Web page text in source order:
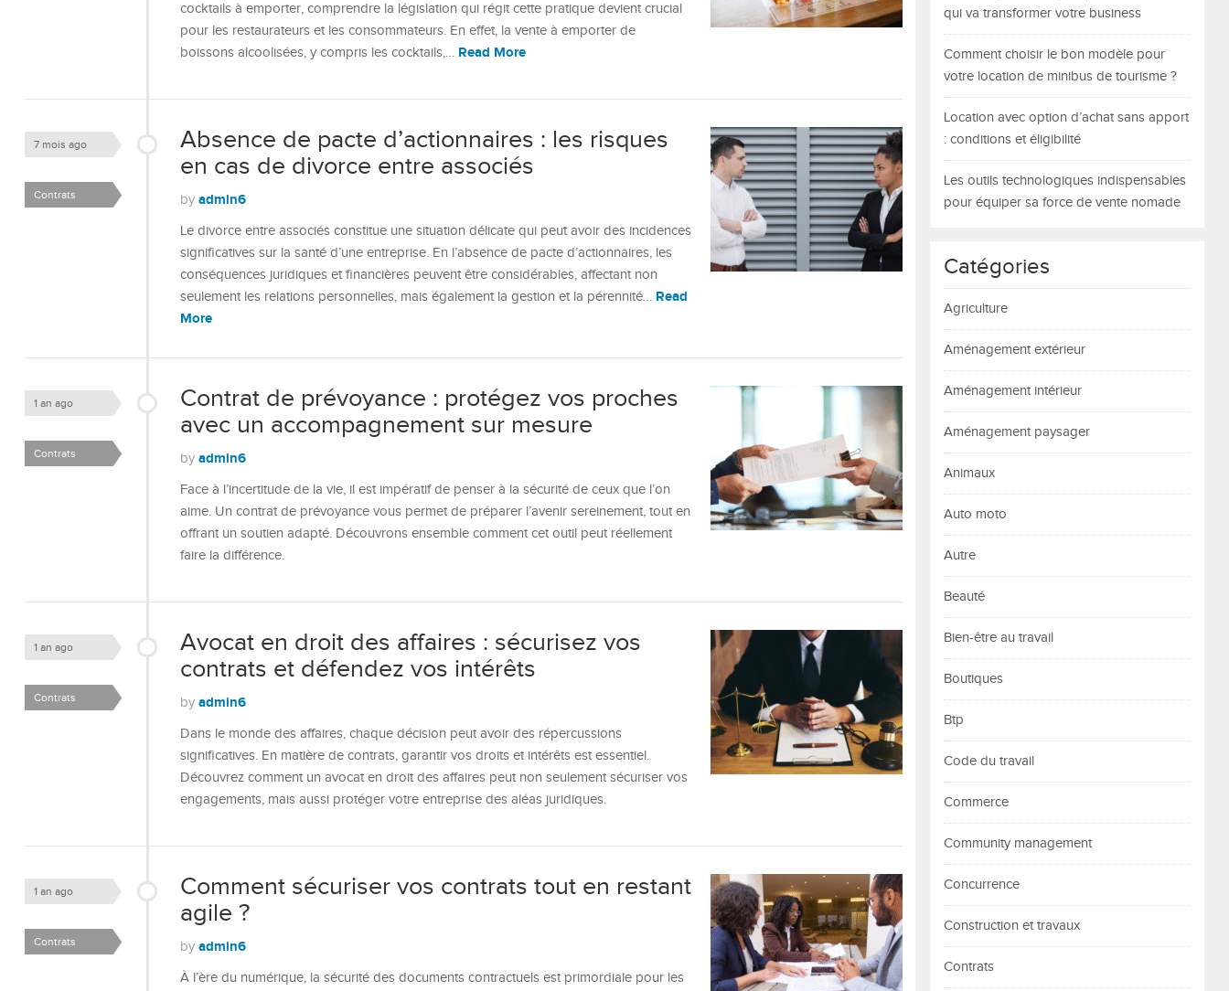
cocktails à emporter, comprendre la législation qui régit cette pratique devient crucial
pour les restaurateurs et les consommateurs. En effet, la vente à emporter de
boissons alcoolisées, y compris les cocktails,… Read More
Absence de pacte d’actionnaires : les risques
en cas de divorce entre associés
7 mois ago
by admin6
Contrats
Le divorce entre associés constitue une situation délicate qui peut avoir des incidences
significatives sur la santé d’une entreprise. En l’absence de pacte d’actionnaires, les
conséquences juridiques et financières peuvent être considérables, affectant non
seulement les relations personnelles, mais également la gestion et la pérennité… Read
More
Contrat de prévoyance : protégez vos proches
avec un accompagnement sur mesure
1 an ago
by admin6
Contrats
Face à l’incertitude de la vie, il est impératif de penser à la sécurité de ceux que l’on
aime. Un contrat de prévoyance vous permet de préparer l’avenir sereinement, tout en
offrant un soutien adapté. Découvrons ensemble comment cet outil peut réellement
faire la différence.
Avocat en droit des affaires : sécurisez vos
contrats et défendez vos intérêts
1 an ago
by admin6
Contrats
Dans le monde des affaires, chaque décision peut avoir des répercussions
significatives. En matière de contrats, garantir vos droits et intérêts est essentiel.
Découvrez comment un avocat en droit des affaires peut non seulement sécuriser vos
engagements, mais aussi protéger votre entreprise des aléas juridiques.
Comment sécuriser vos contrats tout en restant
agile ?
1 an ago
by admin6
Contrats
À l’ère du numérique, la sécu­rité des documents contractuels est primordiale pour les
qui va transformer votre business
Comment choisir le bon modèle pour
votre location de minibus de tourisme ?
Location avec option d’achat sans apport
: conditions et éligibilité
Les outils technologiques indispensables
pour équiper sa force de vente nomade
Catégories
Agriculture
Aménagement extérieur
Aménagement intérieur
Aménagement paysager
Animaux
Auto moto
Autre
Beauté
Bien-être au travail
Boutiques
Btp
Code du travail
Commerce
Community management
Concurrence
Construction et travaux
Contrats